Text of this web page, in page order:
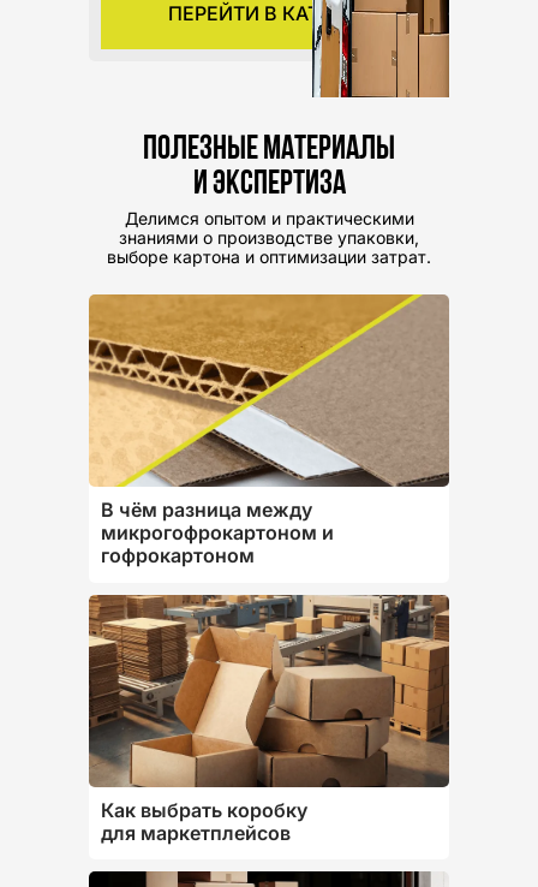
ПЕРЕЙТИ В КАТАЛОГ
Как выбрать коробку
для маркетплейсов
В чём разница между
микрогофрокартоном и
гофрокартоном
Делимся опытом и практическими
знаниями о производстве упаковки,
выборе картона и оптимизации затрат.
Полезные материалы
и экспертиза